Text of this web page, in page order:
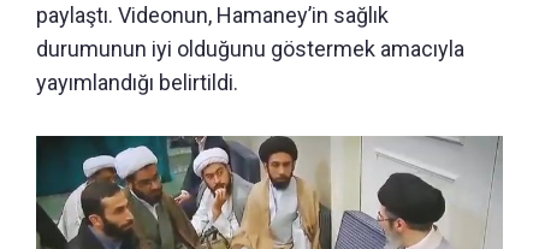
paylaştı. Videonun, Hamaney’in sağlık
durumunun iyi olduğunu göstermek amacıyla
yayımlandığı belirtildi.